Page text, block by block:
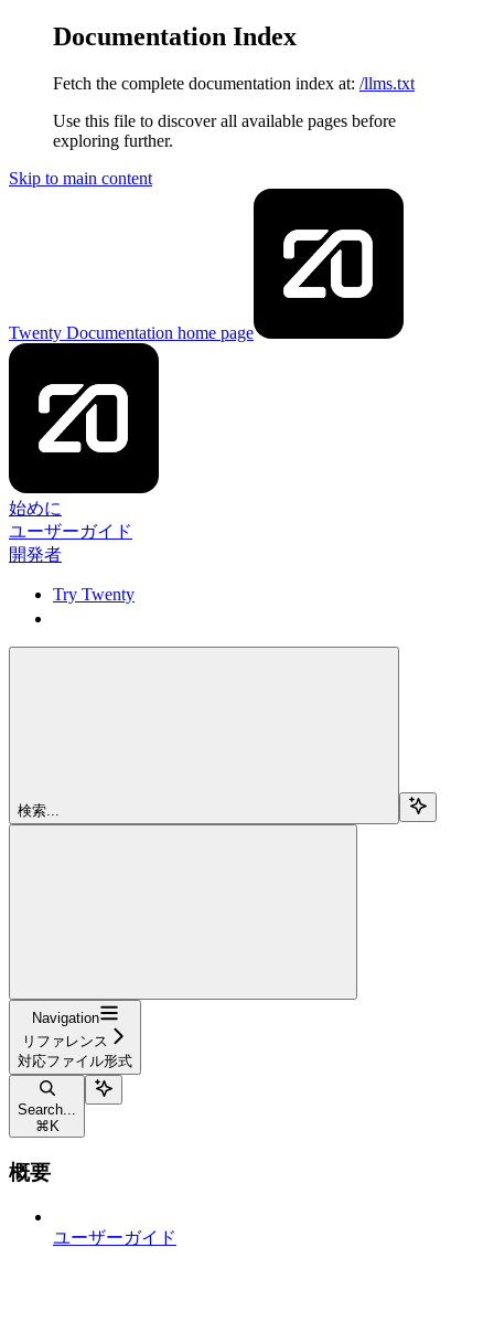
Documentation Index
Fetch the complete documentation index at: /llms.txt
Use this file to discover all available pages before
exploring further.
Skip to main content
Twenty Documentation home page
始めに
ユーザーガイド
開発者
Try Twenty
検索...
Navigation
リファレンス
対応ファイル形式
Search...
⌘ K
概要
ユーザーガイド